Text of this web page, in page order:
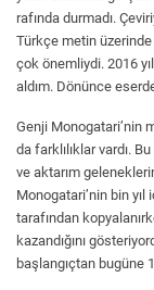
rafında durmadı.
Türkçe metin
çok önemliydi. 2016
aldım. Dönünce
Genji Monogatari’nin
da farklılıklar vardı.
ve aktarım
Monogatari’nin bin
tarafından
kazandığını
başlangıçtan bugüne